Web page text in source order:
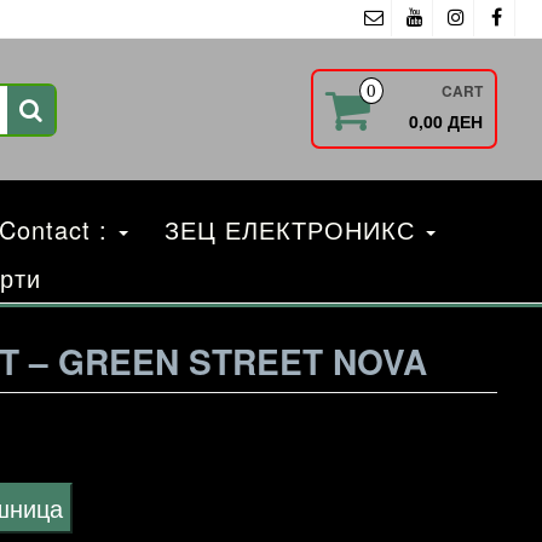
0 CART
0,00 ДЕН
:
ЗЕЦ ЕЛЕКТРОНИКС
– GREEN STREET NOVA